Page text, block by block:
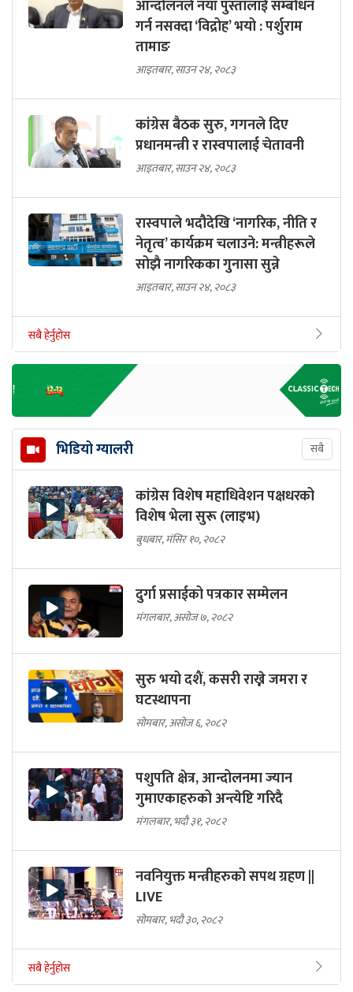
आन्दोलनले नयाँ पुस्तालाई सम्बोधन
गर्न नसक्दा ‘विद्रोह’ भयो : पर्शुराम
तामाङ
आइतबार, साउन २४, २०८३
कांग्रेस बैठक सुरु, गगनले दिए
प्रधानमन्त्री र रास्वपालाई चेतावनी
आइतबार, साउन २४, २०८३
रास्वपाले भदौदेखि ‘नागरिक, नीति र
नेतृत्व’ कार्यक्रम चलाउने: मन्त्रीहरूले
सोझै नागरिकका गुनासा सुन्ने
आइतबार, साउन २४, २०८३
सबै हेर्नुहोस
भिडियो ग्यालरी सबै
कांग्रेस विशेष महाधिवेशन पक्षधरको
विशेष भेला सुरू (लाइभ)
बुधबार, मंसिर १०, २०८२
दुर्गा प्रसाईको पत्रकार सम्मेलन
मंगलबार, असोज ७, २०८२
सुरु भयो दशैं, कसरी राख्ने जमरा र
घटस्थापना
सोमबार, असोज ६, २०८२
पशुपति क्षेत्र, आन्दोलनमा ज्यान
गुमाएकाहरुको अन्त्येष्टि गरिदै
मंगलबार, भदौ ३१, २०८२
नवनियुक्त मन्त्रीहरुको सपथ ग्रहण ||
LIVE
सोमबार, भदौ ३०, २०८२
सबै हेर्नुहोस